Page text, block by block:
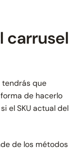
carrusel
tendrás que
de hacerlo
el SKU actual del
de los métodos